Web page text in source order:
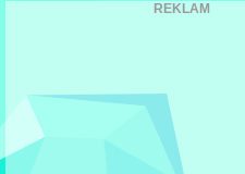
REKLAM